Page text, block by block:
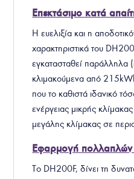
Επεκτάσιμο κατά
Η ευελιξία και η
χαρακτηριστικά του
εγκατασταθεί παράλληλα
κλιμακούμενα από
που το καθιστά ιδανικό
ενέργειας μικρής
μεγάλης κλίμακας σε
Εφαρμογή πολλαπλών
Το DH200F, δίνει τη